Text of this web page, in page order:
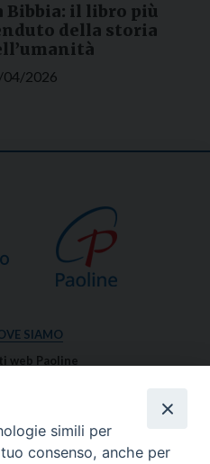
Bibbia: il libro più
della storia
04/2026
SIAMO
web Paoline
dal governo generale
simili per
consenso, anche per